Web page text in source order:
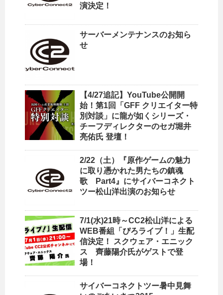
演決定！
サーバーメンテナンスのお知ら
せ
【4/27追記】YouTube公開開
始！第1回「GFF クリエイター特
別対談」に龍が如くシリーズ・
チーフディレクターのセガ堀井
亮佑氏 登壇！
2/22（土）『原作ゲームの魅力
に取り憑かれた男たちの鎮魂
歌 Part4』にサイバーコネクト
ツー松山洋出演のお知らせ
7/1(水)21時～CC2松山洋による
WEB番組「ぴろライブ！」生配
信決定！ スクウェア・エニック
ス 齊藤陽介氏がゲストで登
場！
サイバーコネクトツー暑中見舞